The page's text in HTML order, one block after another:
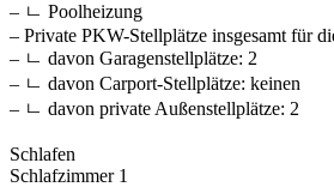
– ㄴ Poolheizung
– Private PKW-Stellplätze insgesamt für
– ㄴ davon Garagenstellplätze: 2
– ㄴ davon Carport-Stellplätze: keinen
– ㄴ davon private Außen­stellplätze: 2
Schlafen
Schlafzimmer 1